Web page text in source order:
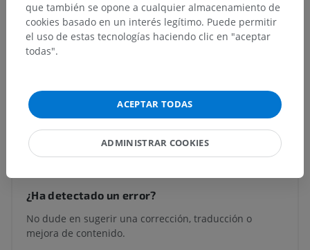
Neuroanatomía humana
Traducciones
¿Ha detectado un error?
No dude en sugerir una corrección, traducción o
mejora de contenido.
que también se opone a cualquier almacenamiento de
cookies basado en un interés legítimo. Puede permitir
el uso de estas tecnologías haciendo clic en "aceptar
todas".
ACEPTAR TODAS
ADMINISTRAR COOKIES